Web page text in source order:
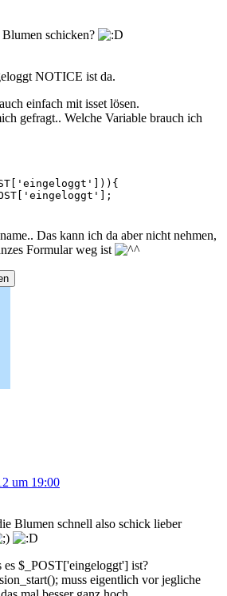
schicken?
NOTICE ist da.
einfach mit isset lösen.
gefragt.. Welche Variable brauch ich
Das kann ich da aber nicht nehmen,
Formular weg ist
um 19:00
Blumen schnell also schick lieber
es $_POST['eingeloggt'] ist?
muss eigentlich vor jegliche